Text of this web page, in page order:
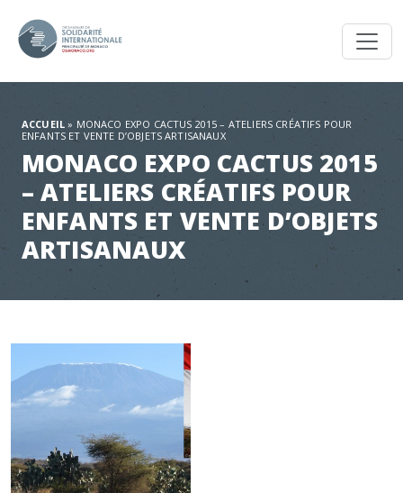
ACCUEIL » MONACO EXPO CACTUS 2015 – ATELIERS CRÉATIFS POUR
ENFANTS ET VENTE D’OBJETS ARTISANAUX
MONACO EXPO CACTUS 2015
– ATELIERS CRÉATIFS POUR
ENFANTS ET VENTE D’OBJETS
ARTISANAUX